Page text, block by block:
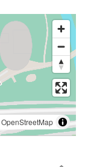
OpenStreetMap